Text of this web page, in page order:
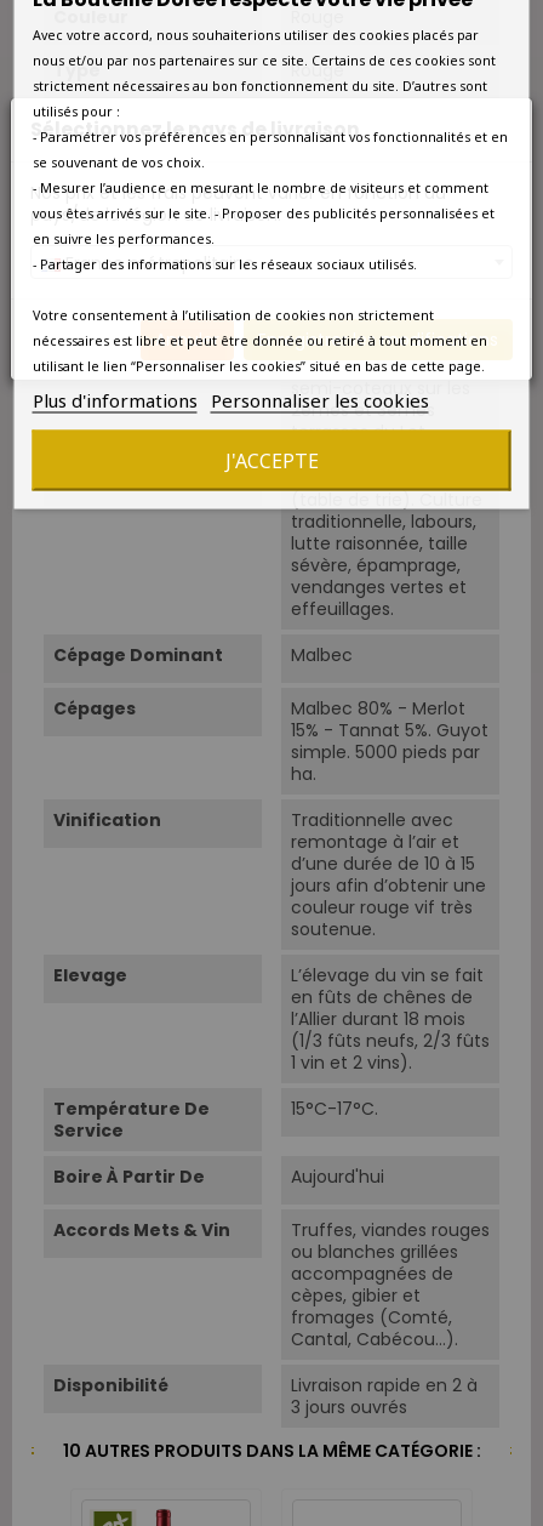
Sélectionnez le pays de livraison
Nos prix et les frais peuvent varier en fonction du
pays/de la région de livraison.
France métropolitaine
Annuler Enregistrer les modifications
Type Rouge
Situation
l’Ouest de Cahors au
Sélection des meilleurs
terrains d’un vignoble
parmi les plus anciens
et les plus réputés de
Sols
Sol argilo-silicieux et
argilo-calcaire, en
semi-coteaux sur les
2èmes et 3èmes
terrasses du Lot.
traditionnelle, labours,
lutte raisonnée, taille
sévère, épamprage,
vendanges vertes et
effeuillages.
Cépage Dominant
Malbec
Cépages
Malbec 80% - Merlot
15% - Tannat 5%. Guyot
simple. 5000 pieds par
ha.
Vinification
Traditionnelle avec
remontage à l’air et
d’une durée de 10 à 15
jours afin d’obtenir une
couleur rouge vif très
soutenue.
Elevage
L’élevage du vin se fait
en fûts de chênes de
l’Allier durant 18 mois
(1/3 fûts neufs, 2/3 fûts
1 vin et 2 vins).
Température De
Service
15°C-17°C.
Boire À Partir De Aujourd'hui
Accords Mets & Vin
Truffes, viandes rouges
ou blanches grillées
accompagnées de
cèpes, gibier et
fromages (Comté,
Cantal, Cabécou…).
Disponibilité
Livraison rapide en 2 à
3 jours ouvrés
10 AUTRES PRODUITS DANS LA MÊME CATÉGORIE :
Avec votre accord, nous souhaiterions utiliser des cookies placés par
nous et/ou par nos partenaires sur ce site. Certains de ces cookies sont
strictement nécessaires au bon fonctionnement du site. D’autres sont
utilisés pour :
- Paramétrer vos préférences en personnalisant vos fonctionnalités et en
se souvenant de vos choix.
- Mesurer l’audience en mesurant le nombre de visiteurs et comment
vous êtes arrivés sur le site. - Proposer des publicités personnalisées et
en suivre les performances.
- Partager des informations sur les réseaux sociaux utilisés.
Votre consentement à l’utilisation de cookies non strictement
nécessaires est libre et peut être donnée ou retiré à tout moment en
utilisant le lien “Personnaliser les cookies” situé en bas de cette page.
Plus d'informations Personnaliser les cookies
J'ACCEPTE